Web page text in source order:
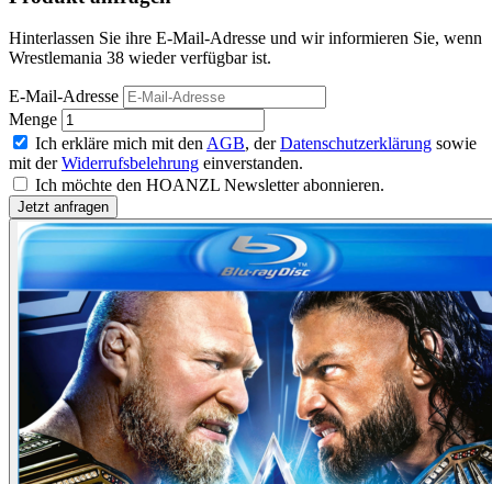
Hinterlassen Sie ihre E-Mail-Adresse und wir informieren Sie, wenn
Wrestlemania 38 wieder verfügbar ist.
E-Mail-Adresse
Menge
Ich erkläre mich mit den AGB, derDatenschutzerklärung sowie
mit derWiderrufsbelehrung einverstanden.
Ich möchte den HOANZL Newsletter abonnieren.